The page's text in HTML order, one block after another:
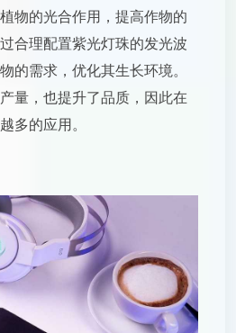
物的光合作用，提高作物的
合理配置紫光灯珠的发光波
的需求，优化其生长环境。
量，也提升了品质，因此在
多的应用。